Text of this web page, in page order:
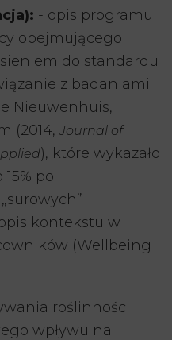
- opis programu
obejmującego
do standardu
z badaniami
Nieuwenhuis,
(2014, Journal of
), które wykazało
po
kontekstu w
(Wellbeing
roślinności
wpływu na